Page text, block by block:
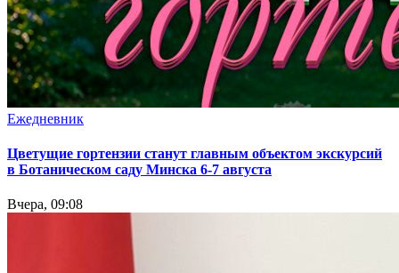
Ежедневник
Цветущие гортензии станут главным объектом экскурсий
в Ботаническом саду Минска 6-7 августа
Вчера, 09:08